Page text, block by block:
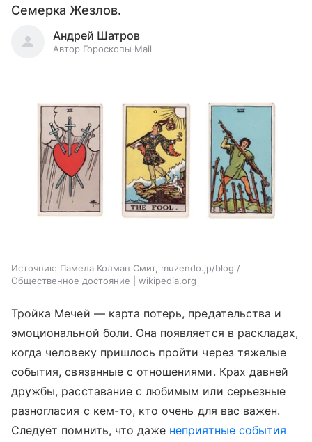
Семерка Жезлов.
Андрей Шатров
Автор Гороскопы Mail
Источник: Памела Колман Смит, muzendo.jp/blog /
Общественное достояние | wikipedia.org
Тройка Мечей — карта потерь, предательства и
эмоциональной боли. Она появляется в раскладах,
когда человеку пришлось пройти через тяжелые
события, связанные с отношениями. Крах давней
дружбы, расставание с любимым или серьезные
разногласия с кем-то, кто очень для вас важен.
Следует помнить, что даже неприятные события